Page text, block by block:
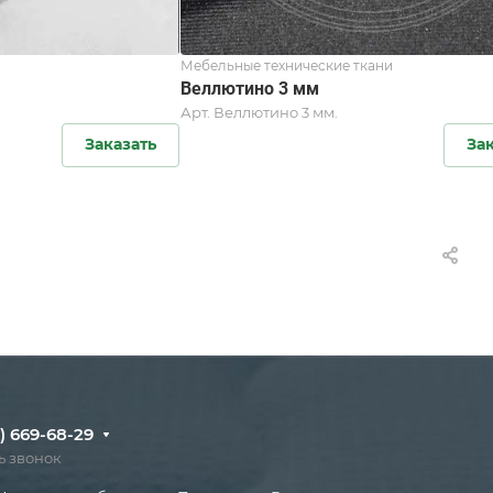
Заказать
Мебельные технические ткани
Веллютино 3 мм
Арт. Веллютино 3 мм.
669-68-29
звонок